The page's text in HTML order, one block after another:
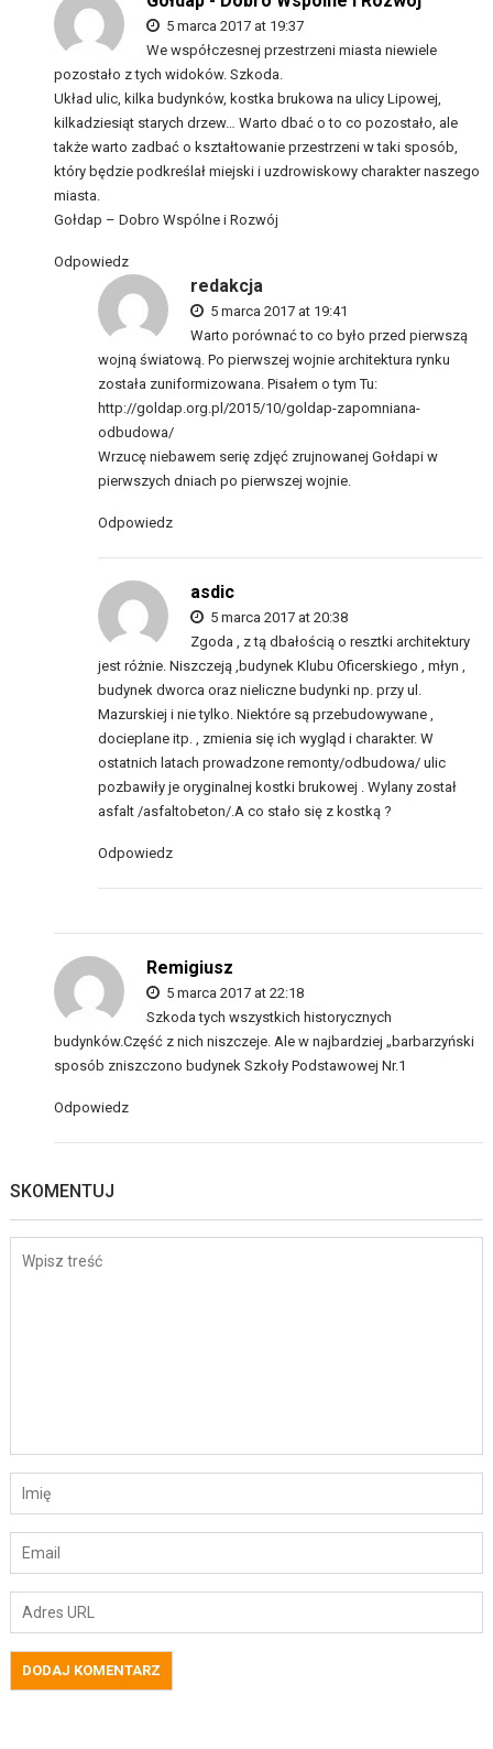
5 marca 2017 at 19:37
We współczesnej przestrzeni miasta niewiele
pozostało z tych widoków. Szkoda.
Układ ulic, kilka budynków, kostka brukowa na ulicy Lipowej,
kilkadziesiąt starych drzew… Warto dbać o to co pozostało, ale
także warto zadbać o kształtowanie przestrzeni w taki sposób,
który będzie podkreślał miejski i uzdrowiskowy charakter naszego
miasta.
Gołdap – Dobro Wspólne i Rozwój
Odpowiedz
redakcja
5 marca 2017 at 19:41
Warto porównać to co było przed pierwszą
wojną światową. Po pierwszej wojnie architektura rynku
została zuniformizowana. Pisałem o tym Tu:
http://goldap.org.pl/2015/10/goldap-zapomniana-
odbudowa/
Wrzucę niebawem serię zdjęć zrujnowanej Gołdapi w
pierwszych dniach po pierwszej wojnie.
Odpowiedz
asdic
5 marca 2017 at 20:38
Zgoda , z tą dbałością o resztki architektury
jest różnie. Niszczeją ,budynek Klubu Oficerskiego , młyn ,
budynek dworca oraz nieliczne budynki np. przy ul.
Mazurskiej i nie tylko. Niektóre są przebudowywane ,
docieplane itp. , zmienia się ich wygląd i charakter. W
ostatnich latach prowadzone remonty/odbudowa/ ulic
pozbawiły je oryginalnej kostki brukowej . Wylany został
asfalt /asfaltobeton/.A co stało się z kostką ?
Odpowiedz
Remigiusz
5 marca 2017 at 22:18
Szkoda tych wszystkich historycznych
budynków.Część z nich niszczeje. Ale w najbardziej „barbarzyński
sposób zniszczono budynek Szkoły Podstawowej Nr.1
Odpowiedz
SKOMENTUJ